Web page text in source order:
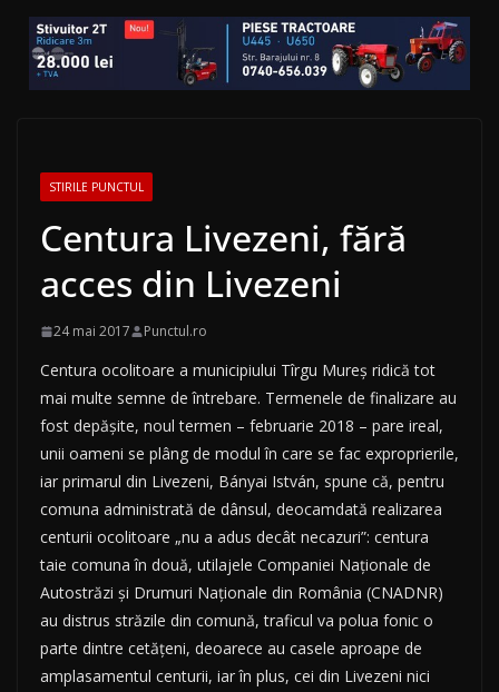
STIRILE PUNCTUL
Centura Livezeni, fără
acces din Livezeni
24 mai 2017 Punctul.ro
Centura ocolitoare a municipiului Tîrgu Mureș ridică tot
mai multe semne de întrebare. Termenele de finalizare au
fost depășite, noul termen – februarie 2018 – pare ireal,
unii oameni se plâng de modul în care se fac exproprierile,
iar primarul din Livezeni, Bányai István, spune că, pentru
comuna administrată de dânsul, deocamdată realizarea
centurii ocolitoare „nu a adus decât necazuri”: centura
taie comuna în două, utilajele Companiei Naționale de
Autostrăzi și Drumuri Naționale din România (CNADNR)
au distrus străzile din comună, traficul va polua fonic o
parte dintre cetăţeni, deoarece au casele aproape de
amplasamentul centurii, iar în plus, cei din Livezeni nici